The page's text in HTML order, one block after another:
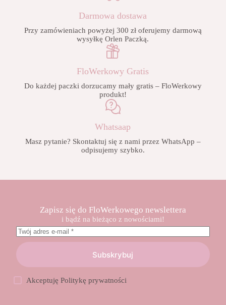
Darmowa dostawa
Przy zamówieniach powyżej 300 zł oferujemy darmową
wysyłkę Orlen Paczką.
FloWerkowy Gratis
Do każdej paczki dorzucamy mały gratis – FloWerkowy
produkt!
Whatsaap
Masz pytanie? Skontaktuj się z nami przez WhatsApp –
odpisujemy szybko.
Zapisz się do FloWerkowego newslettera
i bądź na bieżąco z nowościami!
Subskrybuj
AkceptujęPolitykę prywatności